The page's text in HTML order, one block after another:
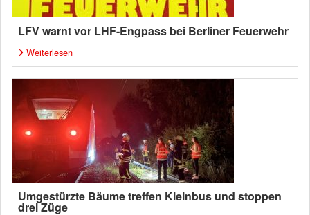
LFV warnt vor LHF-Engpass bei Berliner Feuerwehr
Weiterlesen
Umgestürzte Bäume treffen Kleinbus und stoppen
drei Züge